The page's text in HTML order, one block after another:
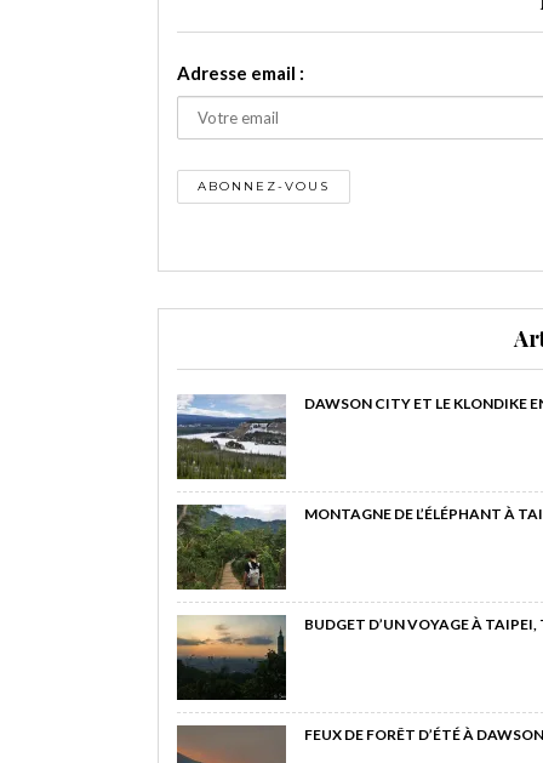
Adresse email :
DAWSON CITY ET LE KLONDIKE
MONTAGNE DE L’ÉLÉPHANT À
BUDGET D’UN VOYAGE À
FEUX DE FORÊT D’ÉTÉ À